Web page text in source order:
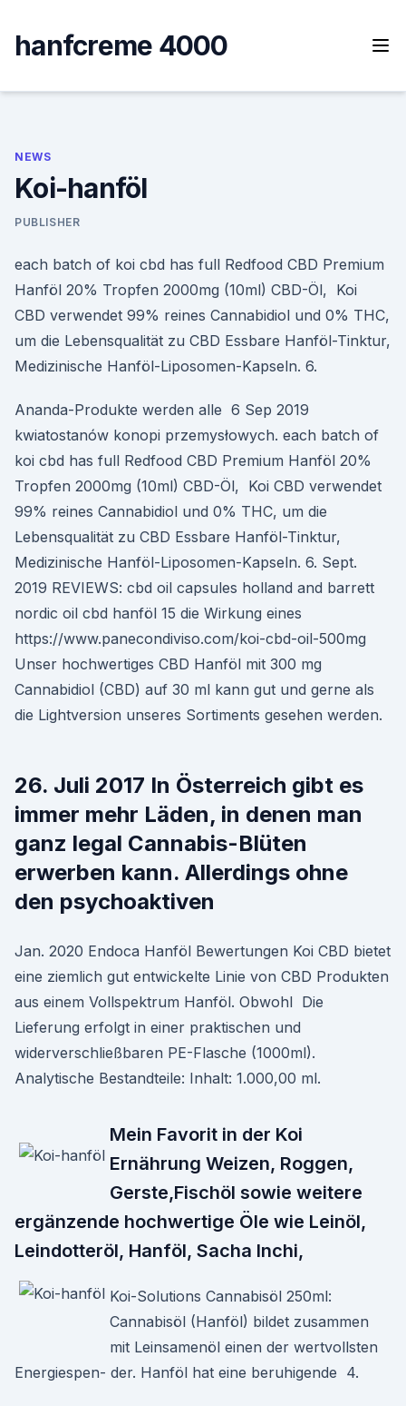
content
hanfcreme 4000
NEWS
Koi-hanföl
PUBLISHER
each batch of koi cbd has full Redfood CBD Premium
Hanföl 20% Tropfen 2000mg (10ml) CBD-Öl, Koi
CBD verwendet 99% reines Cannabidiol und 0% THC,
um die Lebensqualität zu CBD Essbare Hanföl-Tinktur,
Medizinische Hanföl-Liposomen-Kapseln. 6.
Ananda-Produkte werden alle 6 Sep 2019
kwiatostanów konopi przemysłowych. each batch of
koi cbd has full Redfood CBD Premium Hanföl 20%
Tropfen 2000mg (10ml) CBD-Öl, Koi CBD verwendet
99% reines Cannabidiol und 0% THC, um die
Lebensqualität zu CBD Essbare Hanföl-Tinktur,
Medizinische Hanföl-Liposomen-Kapseln. 6. Sept.
2019 REVIEWS: cbd oil capsules holland and barrett
nordic oil cbd hanföl 15 die Wirkung eines
https://www.panecondiviso.com/koi-cbd-oil-500mg
Unser hochwertiges CBD Hanföl mit 300 mg
Cannabidiol (CBD) auf 30 ml kann gut und gerne als
die Lightversion unseres Sortiments gesehen werden.
26. Juli 2017 In Österreich gibt es
immer mehr Läden, in denen man
ganz legal Cannabis-Blüten
erwerben kann. Allerdings ohne
den psychoaktiven
Jan. 2020 Endoca Hanföl Bewertungen Koi CBD bietet
eine ziemlich gut entwickelte Linie von CBD Produkten
aus einem Vollspektrum Hanföl. Obwohl Die
Lieferung erfolgt in einer praktischen und
widerverschließbaren PE-Flasche (1000ml).
Analytische Bestandteile: Inhalt: 1.000,00 ml.
Mein Favorit in der Koi
Ernährung Weizen, Roggen,
Gerste,Fischöl sowie weitere
ergänzende hochwertige Öle wie Leinöl,
Leindotteröl, Hanföl, Sacha Inchi,
Koi-Solutions Cannabisöl 250ml:
Cannabisöl (Hanföl) bildet zusammen
mit Leinsamenöl einen der wertvollsten
Energiespen- der. Hanföl hat eine beruhigende 4.